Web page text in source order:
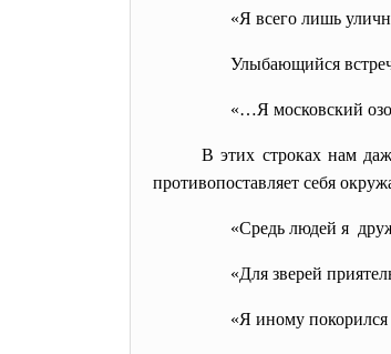
«Я всего лишь
Улыбающийся
«…Я московский
В этих строках нам
противопоставляет себя
«Средь людей я
«Для зверей
«Я иному